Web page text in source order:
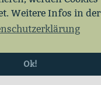
Weitere Infos in der
Ok!